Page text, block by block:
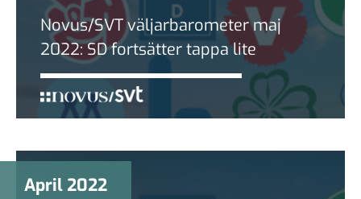
Novus/SVT väljarbarometer maj
2022: SD fortsätter tappa lite
April 2022